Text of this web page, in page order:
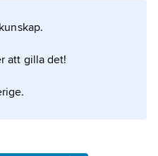
med lera utfyllda
bostäder.
väggar
att gilla det!